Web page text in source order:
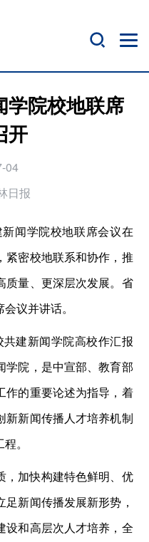
学院校地联席
开
04
日报
闻学院校地联席会议在
紧密校地联系和协作，推
质量、更深层次发展。省
议并讲话。
建新闻学院高校作汇报
学院，是中宣部、教育部
作的重要论述为指导，着
新新闻传播人才培养机制
。
，加快构建特色鲜明、优
新闻传播发展新形势，
设和高层次人才培养，全